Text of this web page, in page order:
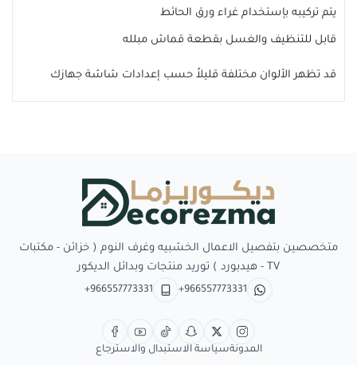
يتم تركيبه بإستخدام غراء ورق الحائط
قابل للتنظيف والغسل بقطعة قماش مبلله
قد تظهر الألوان مختلفة قليلاً حسب إعدادات شاشة جهازك
متخصصين بتفصيل الاعمال الخشبيه وغرف النوم ( خزائن - مكتبات
TV - هيدبورد ) توريد منتجات وبدائل الديكور
+966557773331
+966557773331
المدونةسياسة الاستبدال والاسترجاع